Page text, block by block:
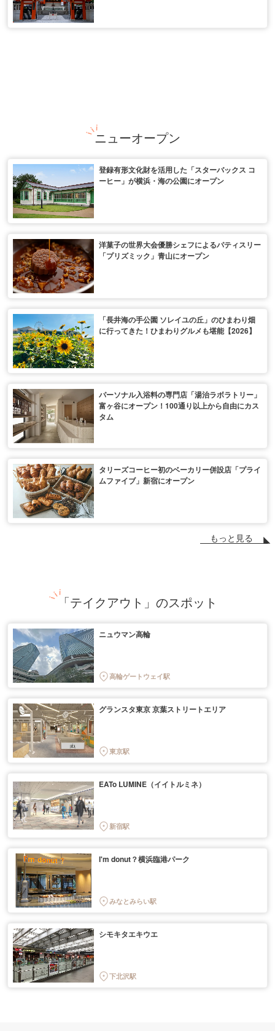
ニューオープン
登録有形文化財を活用した「スターバックス コ
ーヒー」が横浜・海の公園にオープン
洋菓子の世界大会優勝シェフによるパティスリー
「プリズミック」青山にオープン
「長井海の手公園 ソレイユの丘」のひまわり畑
に行ってきた！ひまわりグルメも堪能【2026】
パーソナル入浴料の専門店「湯治ラボラトリー」
富ヶ谷にオープン！100通り以上から自由にカス
タム
タリーズコーヒー初のベーカリー併設店「プライ
ムファイブ」新宿にオープン
もっと見る
「テイクアウト」のスポット
ニュウマン高輪
高輪ゲートウェイ駅
グランスタ東京 京葉ストリートエリア
東京駅
EATo LUMINE（イイトルミネ）
新宿駅
I'm donut？横浜臨港パーク
みなとみらい駅
シモキタエキウエ
下北沢駅